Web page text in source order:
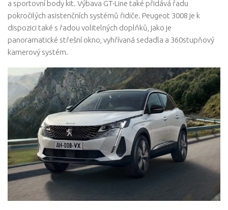
a sportovní body kit. Výbava GT-Line také přidává řadu
pokročilých asistenčních systémů řidiče. Peugeot 3008 je k
dispozici také s řadou volitelných doplňků, jako je
panoramatické střešní okno, vyhřívaná sedadla a 360stupňový
kamerový systém.